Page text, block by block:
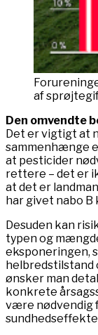
af
Den omvendte
Det er vigtigt at
sammenhænge
at pesticider
rettere – det er
at det er
har givet nabo
Desuden kan
typen og
eksponeringen,
helbredstilstand
ønsker man
konkrete
være nødvendig